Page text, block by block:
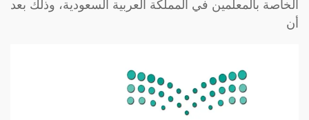
الخاصة بالمعلمين في المملكة العربية السعودية، وذلك بعد
أن